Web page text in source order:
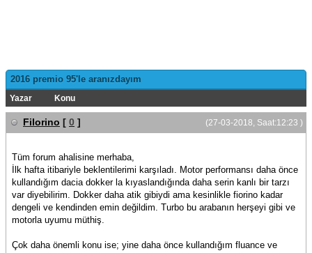
2016 premio 95'le aranızdayım
Yazar Konu
(27-03-2018, Saat:12:23 )
Filorino [ 0 ]
Tüm forum ahalisine merhaba,
İlk hafta itibariyle beklentilerimi karşıladı. Motor performansı daha önce
kullandığım dacia dokker la kıyaslandığında daha serin kanlı bir tarzı
var diyebilirim. Dokker daha atik gibiydi ama kesinlikle fiorino kadar
dengeli ve kendinden emin değildim. Turbo bu arabanın herşeyi gibi ve
motorla uyumu müthiş.
Çok daha önemli konu ise; yine daha önce kullandığım fluance ve